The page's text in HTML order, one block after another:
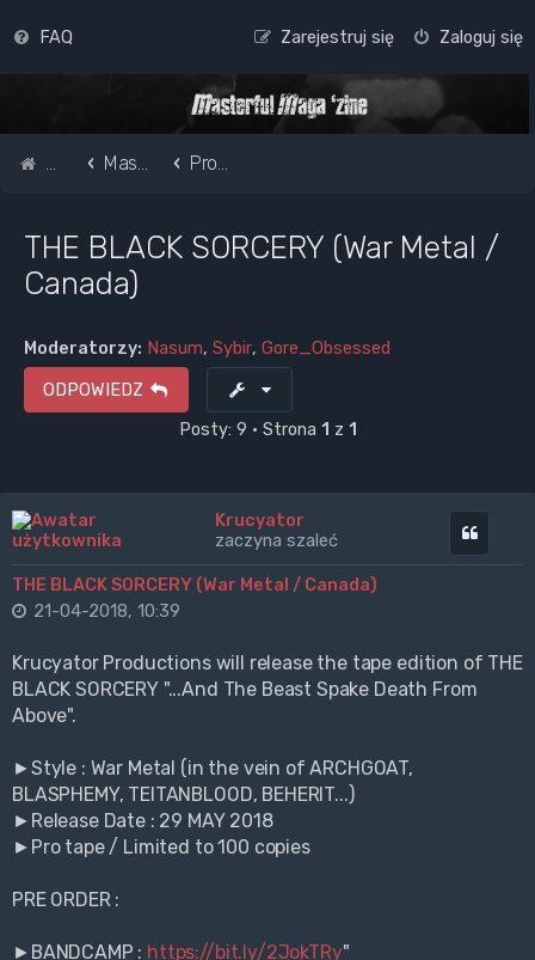
FAQ Zaloguj się
Zarejestruj się
Strona główna
Masterful Magazine Message Board Promote your band /webpage
THE BLACK SORCERY (War Metal /
Canada)
Moderatorzy: Nasum, Sybir, Gore_Obsessed
ODPOWIEDZ
Posty: 9 • Strona 1 z 1
Krucyator
zaczyna szaleć
THE BLACK SORCERY (War Metal / Canada)
21-04-2018, 10:39
Krucyator Productions will release the tape edition of THE
BLACK SORCERY "...And The Beast Spake Death From
Above".
►Style : War Metal (in the vein of ARCHGOAT,
BLASPHEMY, TEITANBLOOD, BEHERIT...)
►Release Date : 29 MAY 2018
►Pro tape / Limited to 100 copies
PRE ORDER :
►BANDCAMP : https://bit.ly/2JokTRy"